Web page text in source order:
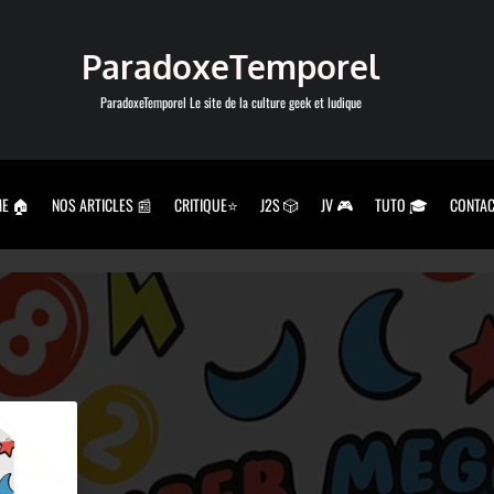
ParadoxeTemporel
ParadoxeTemporel Le site de la culture geek et ludique
🏠 NOS ARTICLES 📰 CRITIQUE⭐ J2S 🎲 JV 🎮 TUTO 🎓